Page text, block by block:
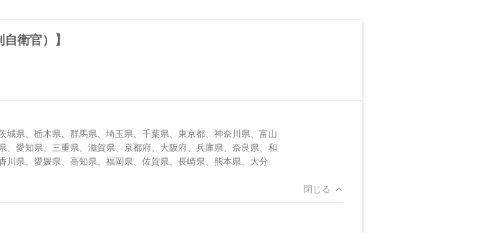
衛官）】
県、栃木県、群馬県、埼玉県、千葉県、東京都、神奈川県、富山
愛知県、三重県、滋賀県、京都府、大阪府、兵庫県、奈良県、和
県、愛媛県、高知県、福岡県、佐賀県、長崎県、熊本県、大分
閉じる